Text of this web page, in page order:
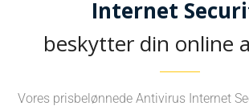
Internet
beskytter din online
Vores prisbelønnede Antivirus Internet